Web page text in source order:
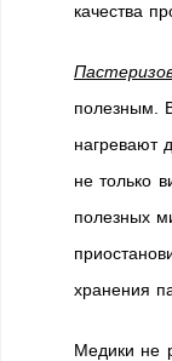
качества
полезным.
нагревают
не только
полезных
хранения
Медики не